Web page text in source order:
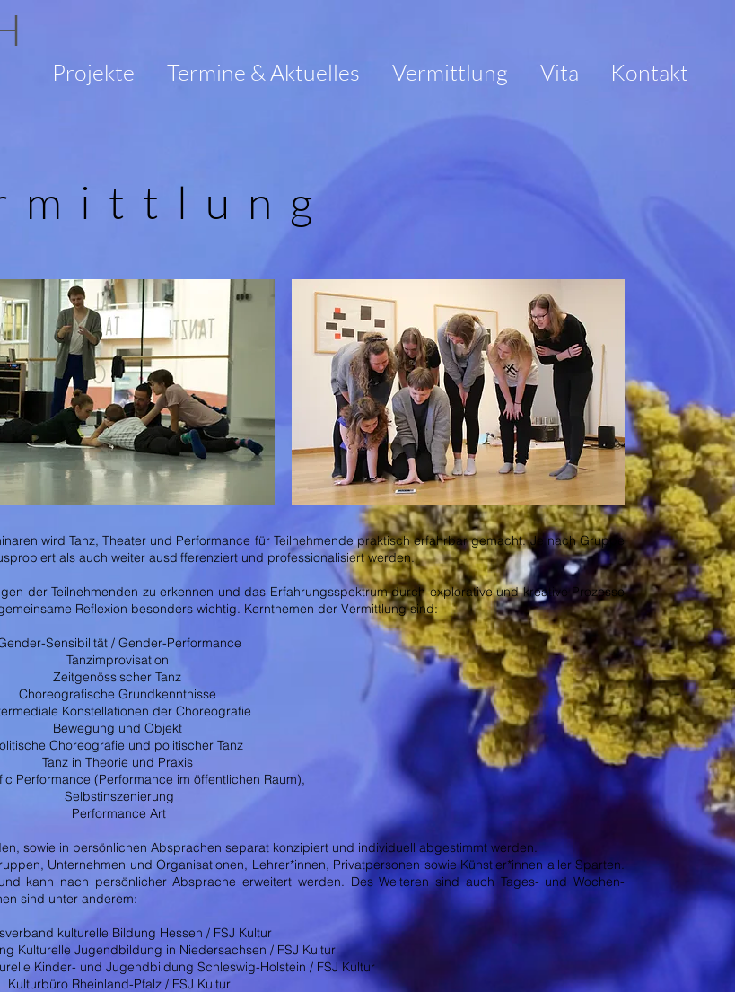
Projekte Termine & Aktuelles Vermittlung Vita Kontakt
wird Tanz, Theater und Performance für Teilnehmende praktisch erfahrbar gemacht. Je nach Gruppe
als auch weiter ausdifferenziert und professionalisiert werden.
der Teilnehmenden zu erkennen und das Erfahrungsspektrum durch explorative und kreative Prozesse
Reflexion besonders wichtig. Kernthemen der Vermittlung sind:
Sensibilität / Gender-Performance
Tanzimprovisation
Zeitgenössischer Tanz
Choreografische Grundkenntnisse
Konstellationen der Choreografie
Bewegung und Objekt
Choreografie und politischer Tanz
Tanz in Theorie und Praxis
Performance (Performance im öffentlichen Raum),
Selbstinszenierung
Performance Art
sowie in persönlichen Absprachen separat konzipiert und individuell abgestimmt werden.
Unternehmen und Organisationen, Lehrer*innen, Privatpersonen sowie Künstler*innen aller Sparten.
kann nach persönlicher Absprache erweitert werden. Des Weiteren sind auch Tages- und Wochen-
sind unter anderem:
kulturelle Bildung Hessen / FSJ Kultur
Kulturelle Jugendbildung in Niedersachsen / FSJ Kultur
Kinder- und Jugendbildung Schleswig-Holstein / FSJ Kultur
Kulturbüro Rheinland-Pfalz / FSJ Kultur